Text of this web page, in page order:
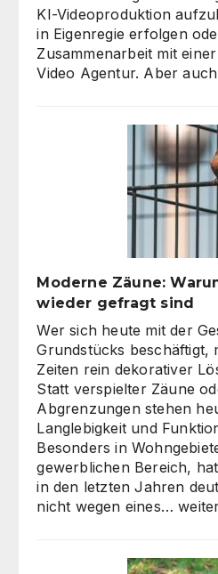
KI-Videoproduktion
in Eigenregie erfolgen
Zusammenarbeit mit
Video Agentur. Aber
Moderne Zäune:
wieder gefragt sind
Wer sich heute mit der
Grundstücks beschäftigt,
Zeiten rein dekorativer
Statt verspielter Zäune
Abgrenzungen stehen
Langlebigkeit und
Besonders in
gewerblichen Bereich,
in den letzten Jahren
nicht wegen eines…
klare